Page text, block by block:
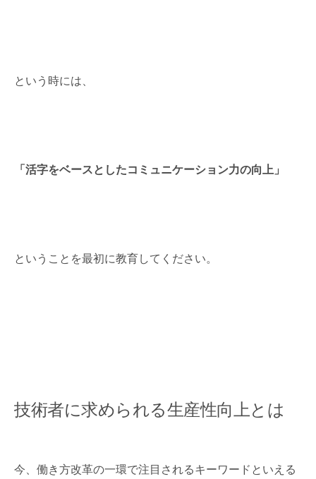
という時には、
「活字をベースとしたコミュニケーション力の向上」
ということを最初に教育してください。
技術者に求められる生産性向上とは
今、働き方改革の一環で注目されるキーワードといえる